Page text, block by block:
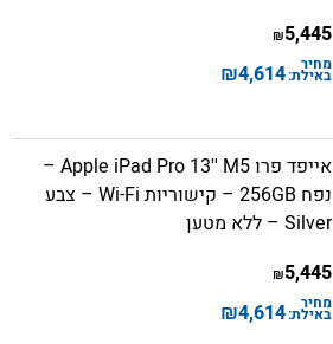
5,445
₪
מחיר
באילת:4,614
₪
אייפד פרו Apple iPad Pro 13'' M5 –
נפח 256GB – קישוריות Wi-Fi – צבע
Silver – ללא מטען
5,445
₪
מחיר
באילת:4,614
₪